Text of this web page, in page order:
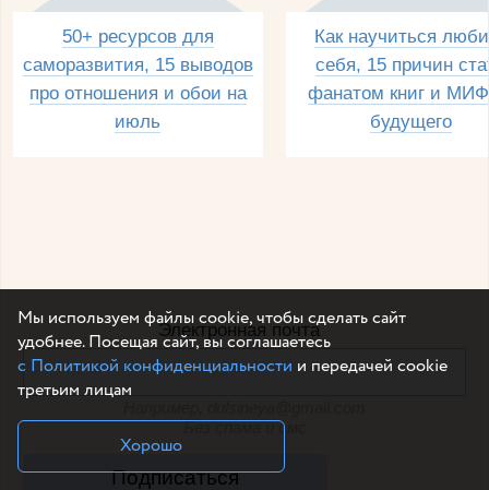
50+ ресурсов для
саморазвития, 15 выводов
про отношения и обои на
июль
Как научиться
себя, 15 причин
фанатом книг и
будущего
Электронная почта
Без спама и смс
Подписаться
Мы используем файлы cookie, чтобы сделать сайт
удобнее. Посещая сайт, вы соглашаетесь
с Политикой конфиденциальности и передачей cookie
третьим лицам
Хорошо